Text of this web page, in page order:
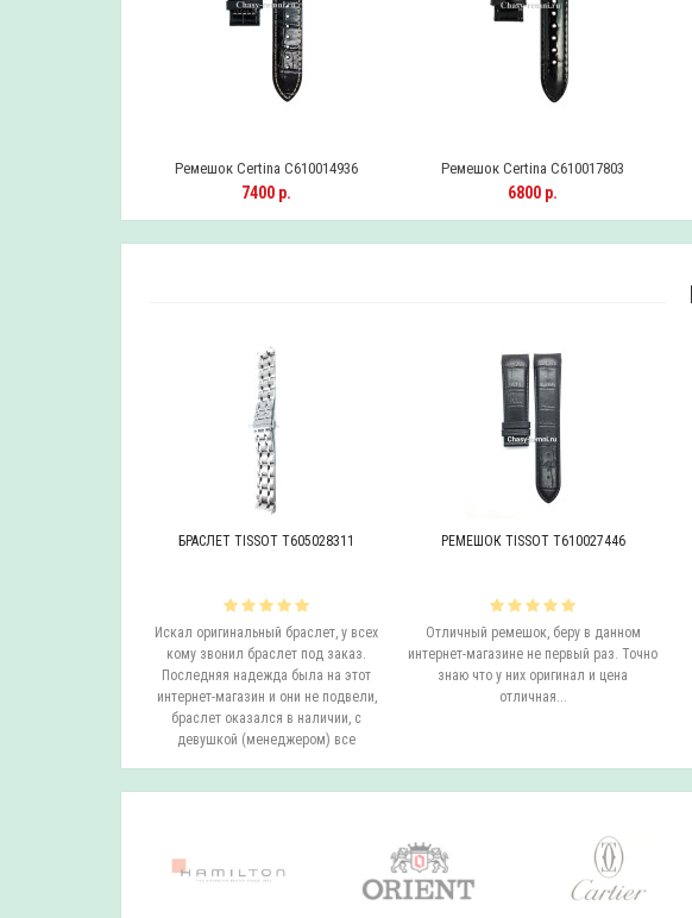
Ремешок Certina C610014936
7400 р.
Ремешок Certina C610017803
6800 р.
БРАСЛЕТ TISSOT T605028311
Искал оригинальный браслет, у всех
кому звонил браслет под заказ.
Последняя надежда была на этот
интернет-магазин и они не подвели,
браслет оказался в наличии, с
девушкой (менеджером) все
РЕМЕШОК TISSOT T610027446
Отличный ремешок, беру в данном
интернет-магазине не первый раз. Точно
знаю что у них оригинал и цена
отличная...